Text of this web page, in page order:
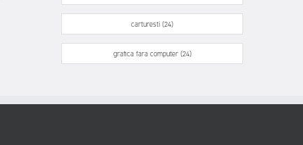
carturesti (24)
grafica fara computer (24)